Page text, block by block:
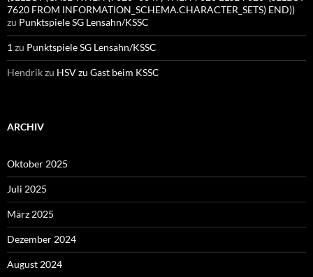
7620 FROM INFORMATION_SCHEMA.CHARACTER_SETS) END))
zu Punktspiele SG Lensahn/KSSC
1 zu Punktspiele SG Lensahn/KSSC
Hendrikzu HSV zu Gast beim KSSC
ARCHIV
Oktober 2025
Juli 2025
März 2025
Dezember 2024
August 2024